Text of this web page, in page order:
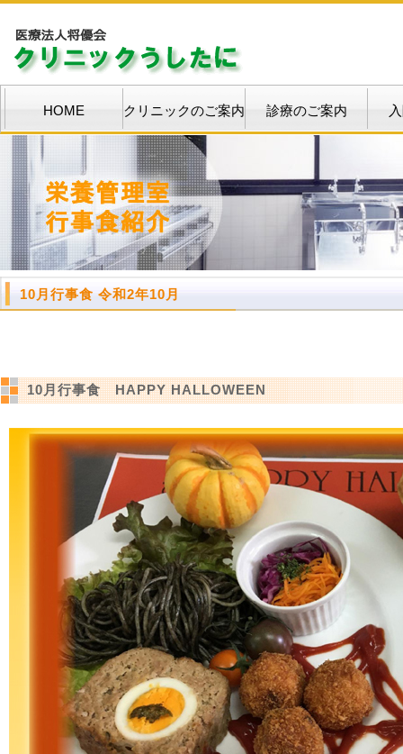
HOME クリニックのご案内 診療のご案内
10月行事食 令和2年10月
10月行事食 HAPPY HALLOWEEN